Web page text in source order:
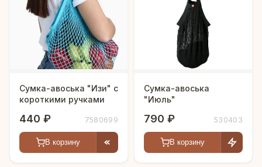
Сумка-авоська "Изи" с
короткими ручками
440 ₽ 7580699
В корзину
Сумка-авоська
"Июль"
790 ₽ 530403
В корзину